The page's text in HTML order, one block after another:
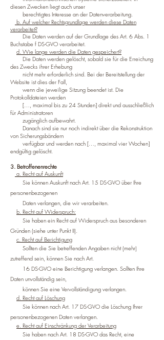
diesen Zwecken liegt auch unser
berechtigtes Interesse an der Datenverarbeitung.
b. Auf welcher Rechtsgrundlage werden diese Daten
verarbeitet?
Die Daten werden auf der Grundlage des Art. 6 Abs. 1
Buchstabe f DS-GVO verarbeitet.
d. Wie lange werden die Daten gespeichert?
Die Daten werden gelöscht, sobald sie für die Erreichung
des Zwecks ihrer Erhebung
nicht mehr erforderlich sind. Bei der Bereitstellung der
Website ist dies der Fall,
wenn die jeweilige Sitzung beendet ist. Die
Protokolldateien werden
[…, maximal bis zu 24 Stunden] direkt und ausschließlich
für Administratoren
zugänglich aufbewahrt.
Danach sind sie nur noch indirekt über die Rekonstruktion
von Sicherungsbändern
verfügbar und werden nach […, maximal vier Wochen]
endgültig gelöscht.
3. Betroffenenrechte
a. Recht auf Auskunft
Sie können Auskunft nach Art. 15 DS-GVO über Ihre
personenbezogenen
Daten verlangen, die wir verarbeiten.
b. Recht auf Widerspruch:
Sie haben ein Recht auf Widerspruch aus besonderen
Gründen (siehe unter Punkt II).
c. Recht auf Berichtigung
Sollten die Sie betreffenden Angaben nicht (mehr)
zutreffend sein, können Sie nach Art.
16 DS-GVO eine Berichtigung verlangen. Sollten Ihre
Daten unvollständig sein,
können Sie eine Vervollständigung verlangen.
d. Recht auf Löschung
Sie können nach Art. 17 DS-GVO die Löschung Ihrer
personenbezogenen Daten verlangen.
e. Recht auf Einschränkung der Verarbeitung
Sie haben nach Art. 18 DS-GVO das Recht, eine